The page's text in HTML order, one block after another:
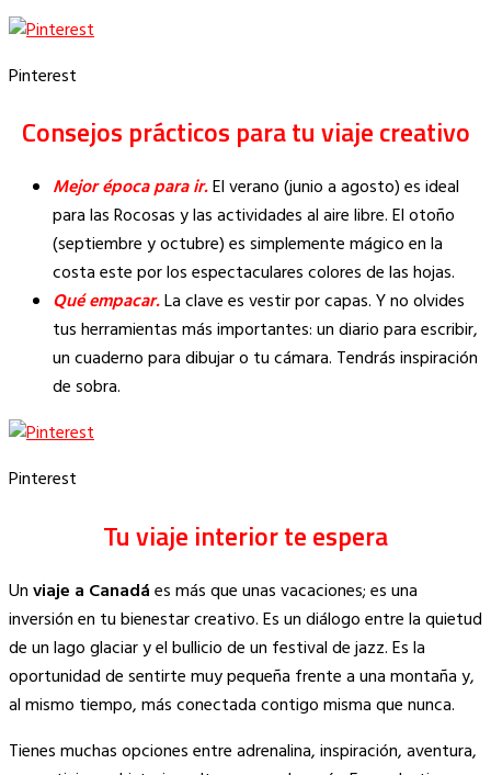
Pinterest
Consejos prácticos para tu viaje creativo
Mejor época para ir.El verano (junio a agosto) es ideal
para las Rocosas y las actividades al aire libre. El otoño
(septiembre y octubre) es simplemente mágico en la
costa este por los espectaculares colores de las hojas.
Qué empacar.La clave es vestir por capas. Y no olvides
tus herramientas más importantes: un diario para escribir,
un cuaderno para dibujar o tu cámara. Tendrás inspiración
de sobra.
Pinterest
Tu viaje interior te espera
Unviaje a Canadáes más que unas vacaciones; es una
inversión en tu bienestar creativo. Es un diálogo entre la quietud
de un lago glaciar y el bullicio de un festival de jazz. Es la
oportunidad de sentirte muy pequeña frente a una montaña y,
al mismo tiempo, más conectada contigo misma que nunca.
Tienes muchas opciones entre adrenalina, inspiración, aventura,